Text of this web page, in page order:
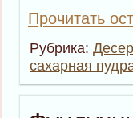
Прочитать
Рубрика:
сахарная